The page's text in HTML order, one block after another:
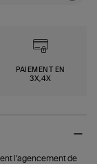
PAIEMENT EN
3X,4X
l'agencement de